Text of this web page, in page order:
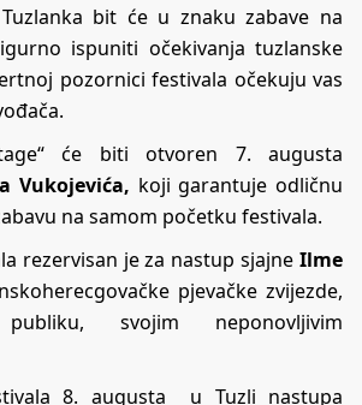
bit će u znaku zabave na
ispuniti očekivanja tuzlanske
pozornici festivala očekuju vas
će biti otvoren 7. augusta
Vukojevića, koji garantuje odličnu
na samom početku festivala.
rezervisan je za nastup sjajne Ilme
pjevačke zvijezde,
svojim neponovljivim
8. augusta u Tuzli nastupa